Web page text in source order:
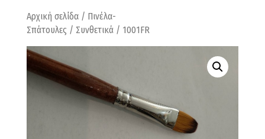
Αρχική σελίδα/ Πινέλα-
Σπάτουλες / Συνθετικά/ 1001FR